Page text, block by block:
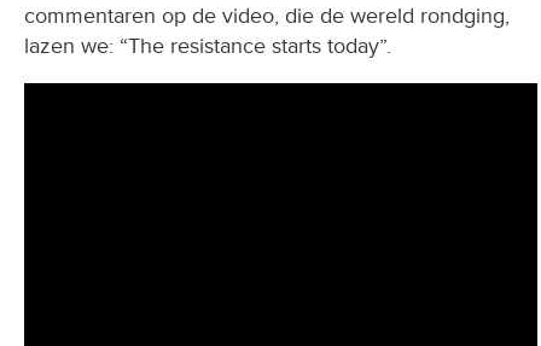
commentaren op de video, die de wereld rondging,
lazen we: “The resistance starts today”.